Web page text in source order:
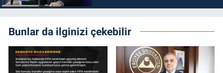
Bunlar da ilginizi çekebilir